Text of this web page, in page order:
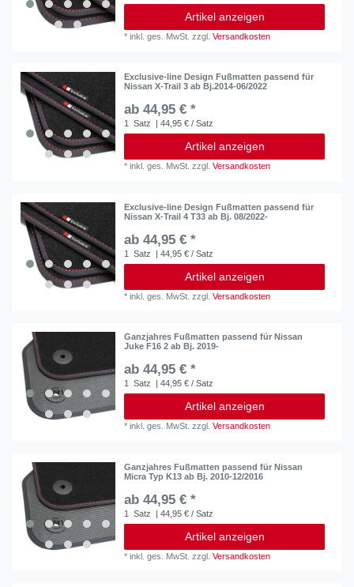
Artikel anzeigen
*inkl. ges. MwSt. zzgl.Versandkosten
Exclusive-line Design Fußmatten passend für
Nissan X-Trail 3 ab Bj.2014-06/2022
ab 44,95 € *
1 Satz | 44,95 € / Satz
Artikel anzeigen
*inkl. ges. MwSt. zzgl.Versandkosten
Exclusive-line Design Fußmatten passend für
Nissan X-Trail 4 T33 ab Bj. 08/2022-
ab 44,95 € *
1 Satz | 44,95 € / Satz
Artikel anzeigen
*inkl. ges. MwSt. zzgl.Versandkosten
Ganzjahres Fußmatten passend für Nissan
Juke F16 2 ab Bj. 2019-
ab 44,95 € *
1 Satz | 44,95 € / Satz
Artikel anzeigen
*inkl. ges. MwSt. zzgl.Versandkosten
Ganzjahres Fußmatten passend für Nissan
Micra Typ K13 ab Bj. 2010-12/2016
ab 44,95 € *
1 Satz | 44,95 € / Satz
Artikel anzeigen
*inkl. ges. MwSt. zzgl.Versandkosten